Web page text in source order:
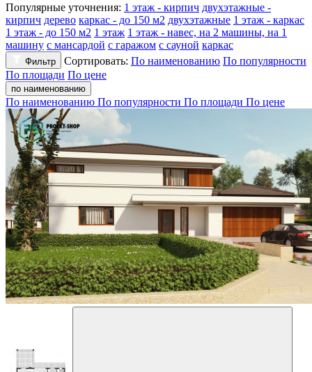
Популярные уточнения: 1 этаж - кирпич двухэтажные -
кирпич дерево каркас - до 150 м2 двухэтажные 1 этаж - каркас
1 этаж - до 150 м2 1 этаж 1 этаж - навес, на 2 машины, на 1
машину с мансардой с гаражом с сауной каркас
Фильтр Сортировать: По наименованию По популярности
По площади По цене
по наименованию
По наименованию По популярности По площади По цене